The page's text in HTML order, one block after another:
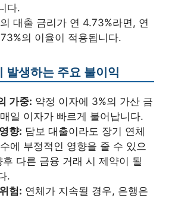
다.
대출 금리가 연 4.73%라면, 연
의 이율이 적용됩니다.
발생하는 주요 불이익
가중: 약정 이자에 3%의 가산 금
일 이자가 빠르게 불어납니다.
향: 담보 대출이라도 장기 연체
에 부정적인 영향을 줄 수 있으
다른 금융 거래 시 제약이 될
.
험: 연체가 지속될 경우, 은행은